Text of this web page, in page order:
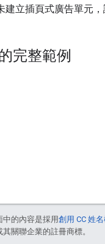
建立插頁式廣告單元，
完整範例
的內容是採用創用 CC 姓
關聯企業的註冊商標。